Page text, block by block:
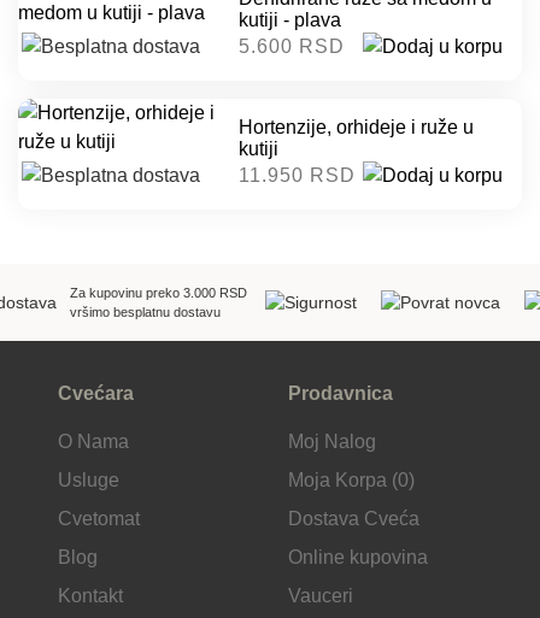
kutiji - plava
5.600 RSD
Hortenzije, orhideje i ruže u
kutiji
11.950 RSD
Za kupovinu preko 3.000 RSD
vršimo besplatnu dostavu
Cvećara
O Nama
Usluge
Cvetomat
Blog
Kontakt
Prodavnica
Moj Nalog
Moja Korpa (0)
Dostava Cveća
Online kupovina
Vauceri